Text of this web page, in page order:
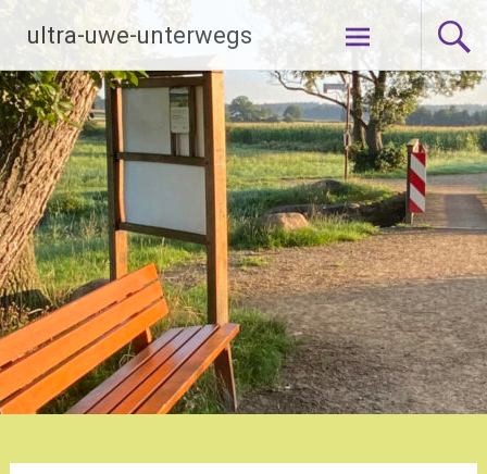
Inhalt
springen
ultra-uwe-unterwegs